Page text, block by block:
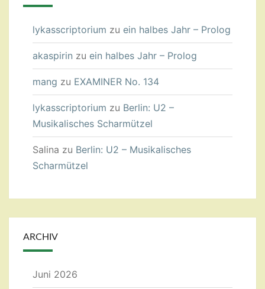
lykasscriptorium zu ein halbes Jahr – Prolog
akaspirin zu ein halbes Jahr – Prolog
mang zu EXAMINER No. 134
lykasscriptorium zu Berlin: U2 –
Musikalisches Scharmützel
Salina zu Berlin: U2 – Musikalisches
Scharmützel
ARCHIV
Juni 2026